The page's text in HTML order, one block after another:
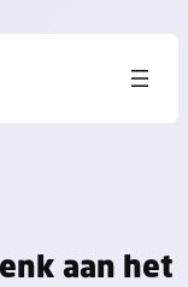
aan het